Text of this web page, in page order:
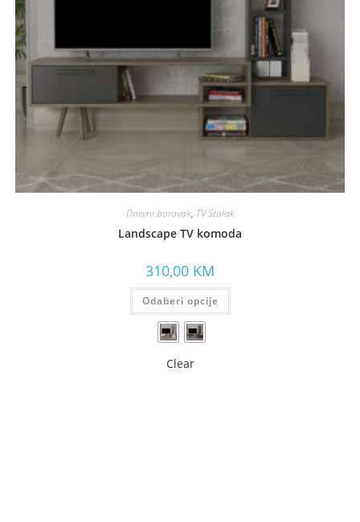
Dnevni boravak, TV Stalak
Landscape TV komoda
310,00 KM
Odaberi opcije
Clear